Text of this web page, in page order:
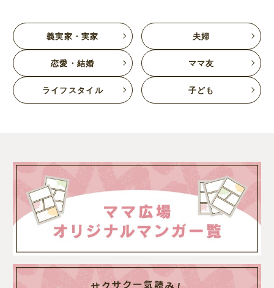
義実家・実家 夫婦
恋愛・結婚 ママ友
ライフスタイル 子ども